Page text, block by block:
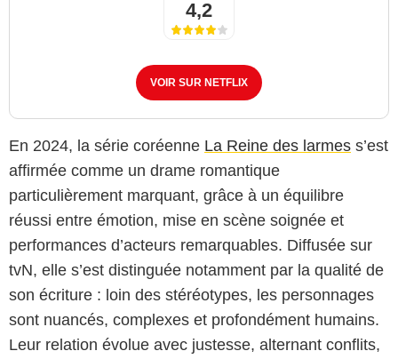
4,2
VOIR SUR NETFLIX
En 2024, la série coréenne La Reine des larmes s’est
affirmée comme un drame romantique
particulièrement marquant, grâce à un équilibre
réussi entre émotion, mise en scène soignée et
performances d’acteurs remarquables. Diffusée sur
tvN, elle s’est distinguée notamment par la qualité de
son écriture : loin des stéréotypes, les personnages
sont nuancés, complexes et profondément humains.
Leur relation évolue avec justesse, alternant conflits,